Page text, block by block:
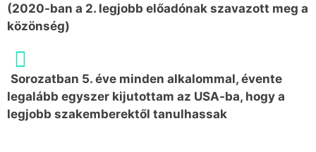
(2020-ban a 2. legjobb előadónak szavazott meg a
közönség)
Sorozatban 5. éve minden alkalommal, évente
legalább egyszer kijutottam az USA-ba, hogy a
legjobb szakemberektől tanulhassak